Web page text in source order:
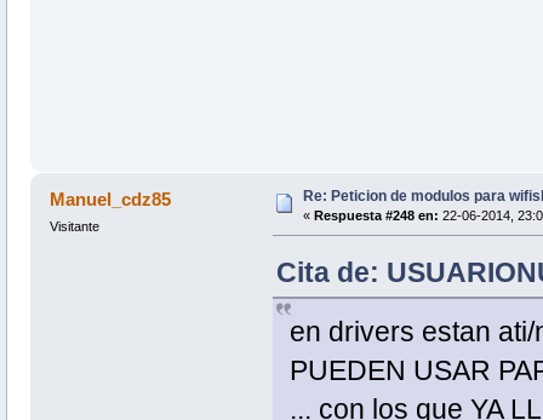
Manuel_cdz85
Visitante
Re: Peticion de modulos para
« Respuesta #248 en: 22-06-2014,
Cita de:
en drivers estan
PUEDEN USAR
... con los que YA